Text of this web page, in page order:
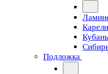
Кубань
Подложка